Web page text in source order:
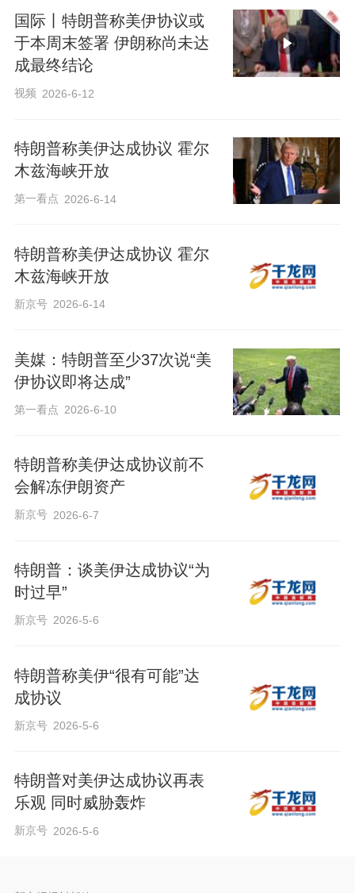
国际丨特朗普称美伊协议或
于本周末签署 伊朗称尚未达
成最终结论
视频 2026-6-12
特朗普称美伊达成协议 霍尔
木兹海峡开放
第一看点 2026-6-14
特朗普称美伊达成协议 霍尔
木兹海峡开放
新京号 2026-6-14
美媒：特朗普至少37次说“美
伊协议即将达成”
第一看点 2026-6-10
特朗普称美伊达成协议前不
会解冻伊朗资产
新京号 2026-6-7
特朗普：谈美伊达成协议“为
时过早”
新京号 2026-5-6
特朗普称美伊“很有可能”达
成协议
新京号 2026-5-6
特朗普对美伊达成协议再表
乐观 同时威胁轰炸
新京号 2026-5-6